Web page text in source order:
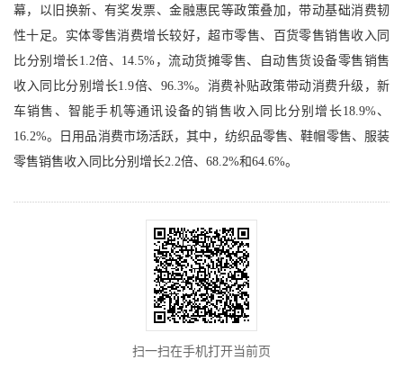
幕，以旧换新、有奖发票、金融惠民等政策叠加，带动基础消费韧
性十足。实体零售消费增长较好，超市零售、百货零售销售收入同
比分别增长1.2倍、14.5%，流动货摊零售、自动售货设备零售销售
收入同比分别增长1.9倍、96.3%。消费补贴政策带动消费升级，新
车销售、智能手机等通讯设备的销售收入同比分别增长18.9%、
16.2%。日用品消费市场活跃，其中，纺织品零售、鞋帽零售、服装
零售销售收入同比分别增长2.2倍、68.2%和64.6%。
扫一扫在手机打开当前页